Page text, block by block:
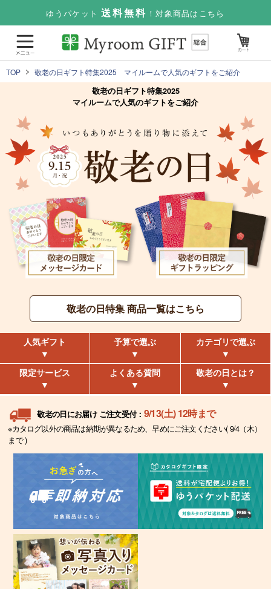
ゆうパケット 送料無料 ！対象商品はこちら
TOP 敬老の日ギフト特集2025 マイルームで人気のギフトをご紹介
敬老の日ギフト特集2025
マイルームで人気のギフトをご紹介
敬老の日特集 商品一覧はこちら
人気ギフト 予算で選ぶ カテゴリで選ぶ
限定サービス よくある質問 敬老の日とは？
敬老の日にお届け ご注文受付： 9/13(土) 12時まで
※カタログ以外の商品は納期が異なるため、早めにご注文ください( 9/4（木）
まで )